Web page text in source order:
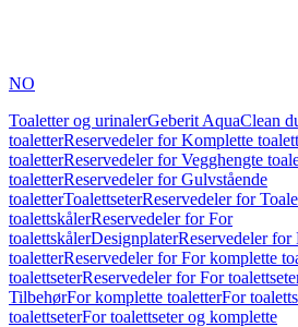
NO
Toaletter og urinalerGeberit AquaClean
toaletterReservedeler for Komplette
toaletterReservedeler for Vegghengte
toaletterReservedeler for Gulvstående
toaletterToalettseterReservedeler for
toalettskålerReservedeler for For
toalettskålerDesignplaterReservedeler for
toaletterReservedeler for For komplette
toalettseterReservedeler for For
TilbehørFor komplette toaletterFor
toalettseterFor toalettseter og komplette